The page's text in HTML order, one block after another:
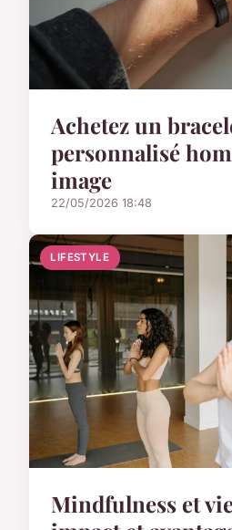
Achetez un
personnalisé
image
22/05/2026 18:48
LIFESTYLE
Mindfulness et